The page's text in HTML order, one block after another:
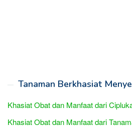
Tanaman Berkhasiat
Khasiat Obat dan Manfaat dari
Khasiat Obat dan Manfaat dari